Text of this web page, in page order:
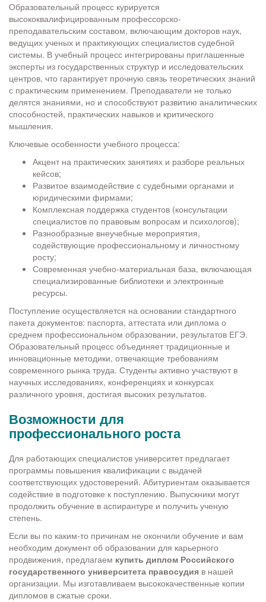
Образовательный процесс курируется
высококвалифицированным профессорско-
преподавательским составом, включающим докторов наук,
ведущих ученых и практикующих специалистов судебной
системы. В учебный процесс интегрированы приглашенные
эксперты из государственных структур и исследовательских
центров, что гарантирует прочную связь теоретических знаний
с практическим применением. Преподаватели не только
делятся знаниями, но и способствуют развитию аналитических
способностей, практических навыков и критического
мышления.
Ключевые особенности учебного процесса:
Акцент на практических занятиях и разборе реальных
кейсов;
Развитое взаимодействие с судебными органами и
юридическими фирмами;
Комплексная поддержка студентов (консультации
специалистов по правовым вопросам и психологов);
Разнообразные внеучебные мероприятия,
содействующие профессиональному и личностному
росту;
Современная учебно-материальная база, включающая
специализированные библиотеки и электронные
ресурсы.
Поступление осуществляется на основании стандартного
пакета документов: паспорта, аттестата или диплома о
среднем профессиональном образовании, результатов ЕГЭ.
Образовательный процесс объединяет традиционные и
инновационные методики, отвечающие требованиям
современного рынка труда. Студенты активно участвуют в
научных исследованиях, конференциях и конкурсах
различного уровня, достигая высоких результатов.
Возможности для
профессионального роста
Для работающих специалистов университет предлагает
программы повышения квалификации с выдачей
соответствующих удостоверений. Абитуриентам оказывается
содействие в подготовке к поступлению. Выпускники могут
продолжить обучение в аспирантуре и получить ученую
степень.
Если вы по каким-то причинам не окончили обучение и вам
необходим документ об образовании для карьерного
продвижения, предлагаем купить диплом Российского
государственного университета правосудия в нашей
организации. Мы изготавливаем высококачественные копии
дипломов в сжатые сроки.